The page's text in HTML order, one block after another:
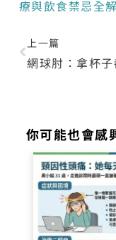
療與飲食禁忌全
上一篇
你可能也會感